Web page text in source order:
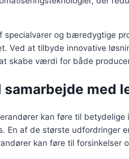
specialvarer og bæredygtige
Ved at tilbyde innovative
skabe værdi for både
med
kan føre til betydelige
En af de største udfordringer
kan føre til forsinkelser